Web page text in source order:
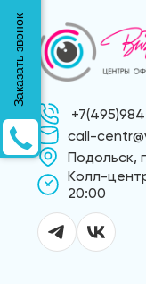
call-
Подольск,
Kолл-
20:00
Заказать звонок